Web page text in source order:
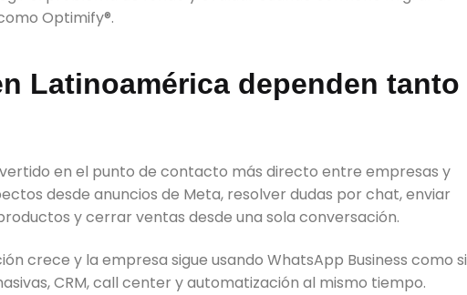
Optimify®.
Latinoamérica dependen tanto
en el punto de contacto más directo entre empresas y
desde anuncios de Meta, resolver dudas por chat, enviar
y cerrar ventas desde una sola conversación.
crece y la empresa sigue usando WhatsApp Business como si
CRM, call center y automatización al mismo tiempo.